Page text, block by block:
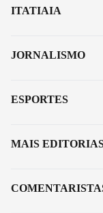
ITATIAIA
JORNALISMO
ESPORTES
MAIS